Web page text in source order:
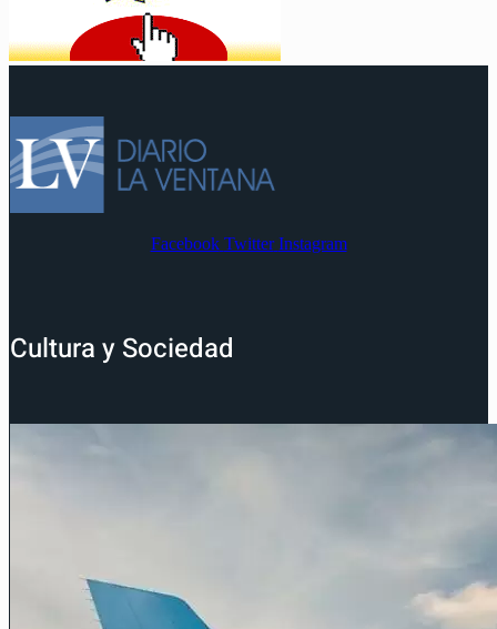
Facebook Twitter Instagram
Cultura y Sociedad